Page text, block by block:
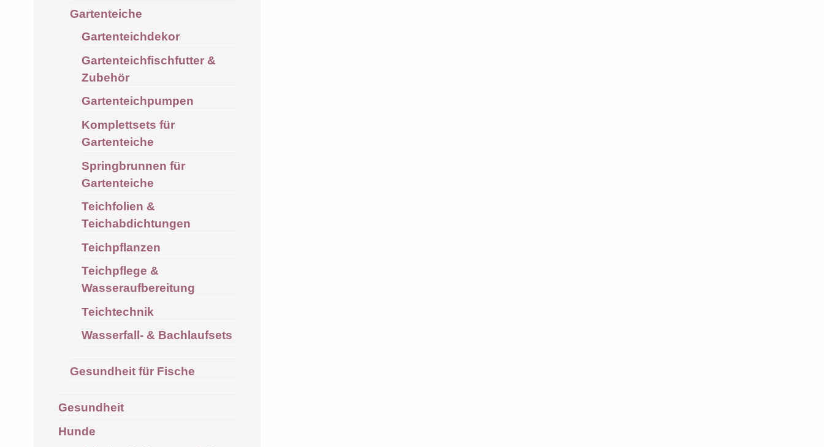
Gartenteiche
Gartenteichdekor
Gartenteichfischfutter &
Zubehör
Gartenteichpumpen
Komplettsets für
Gartenteiche
Springbrunnen für
Gartenteiche
Teichfolien &
Teichabdichtungen
Teichpflanzen
Teichpflege &
Wasseraufbereitung
Teichtechnik
Wasserfall- & Bachlaufsets
Gesundheit für Fische
Gesundheit
Hunde